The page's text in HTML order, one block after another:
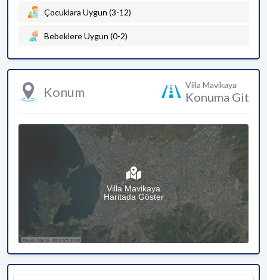
Çocuklara Uygun (3-12)
Bebeklere Uygun (0-2)
Konum Villa Mavikaya
Konuma Git
Villa Mavikaya
Haritada Göster